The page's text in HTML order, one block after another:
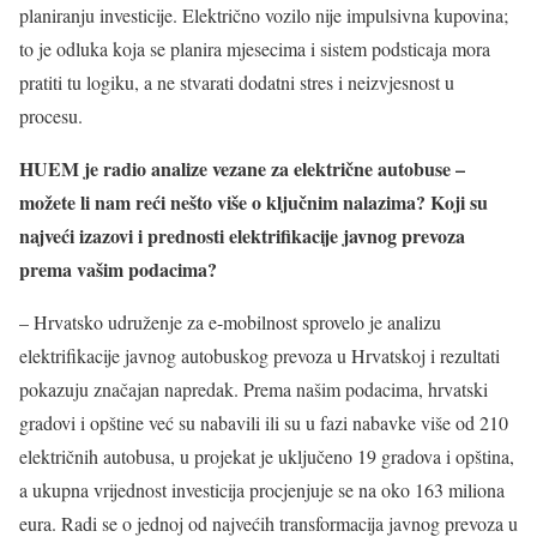
planiranju investicije. Električno vozilo nije impulsivna kupovina;
to je odluka koja se planira mjesecima i sistem podsticaja mora
pratiti tu logiku, a ne stvarati dodatni stres i neizvjesnost u
procesu.
HUEM je radio analize vezane za električne autobuse –
možete li nam reći nešto više o ključnim nalazima? Koji su
najveći izazovi i prednosti elektrifikacije javnog prevoza
prema vašim podacima?
– Hrvatsko udruženje za e-mobilnost sprovelo je analizu
elektrifikacije javnog autobuskog prevoza u Hrvatskoj i rezultati
pokazuju značajan napredak. Prema našim podacima, hrvatski
gradovi i opštine već su nabavili ili su u fazi nabavke više od 210
električnih autobusa, u projekat je uključeno 19 gradova i opština,
a ukupna vrijednost investicija procjenjuje se na oko 163 miliona
eura. Radi se o jednoj od najvećih transformacija javnog prevoza u